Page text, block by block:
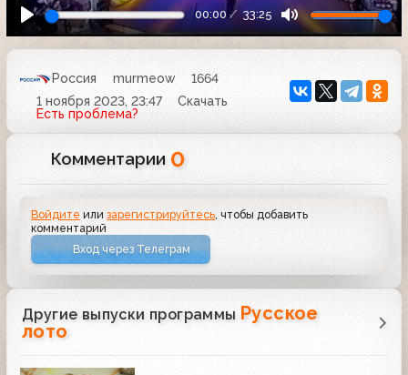
00:00 33:25
Россия murmeow
1664
1 ноября 2023, 23:47
Скачать
Есть проблема?
Комментарии 0
Войдите илизарегистрируйтесь , чтобы добавить
комментарий
Вход через Телеграм
Другие выпуски программы Русское
лото